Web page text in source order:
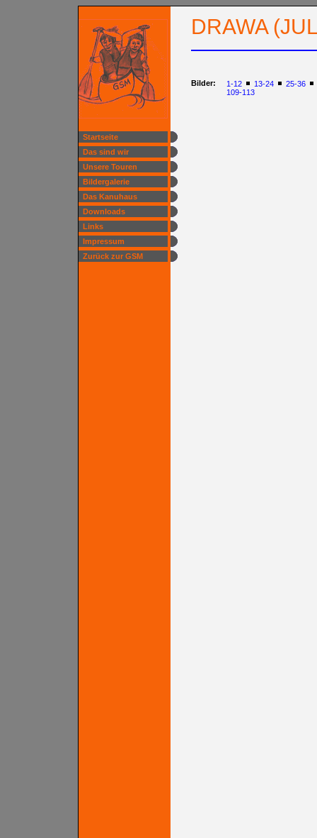
Startseite
Das sind wir
Unsere Touren
Bildergalerie
Das Kanuhaus
Downloads
Links
Impressum
Zurück zur GSM
DRAWA
Bilder: 1-12 13-24
25-36
109-113